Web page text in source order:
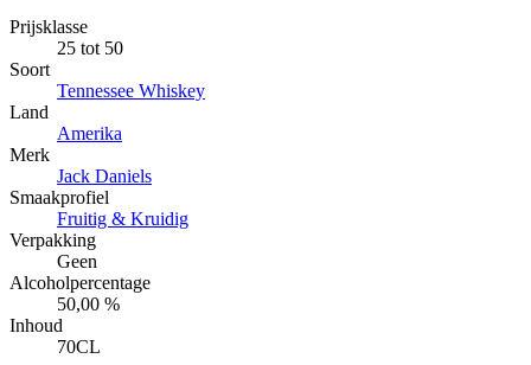
Prijsklasse
25 tot 50
Soort
Tennessee Whiskey
Land
Amerika
Merk
Jack Daniels
Smaakprofiel
Fruitig & Kruidig
Verpakking
Geen
Alcoholpercentage
50,00 %
Inhoud
70CL